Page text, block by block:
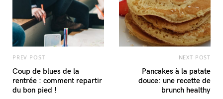
PREV POST
Coup de blues de la
rentrée : comment repartir
du bon pied !
NEXT POST
Pancakes à la patate
douce: une recette de
brunch healthy